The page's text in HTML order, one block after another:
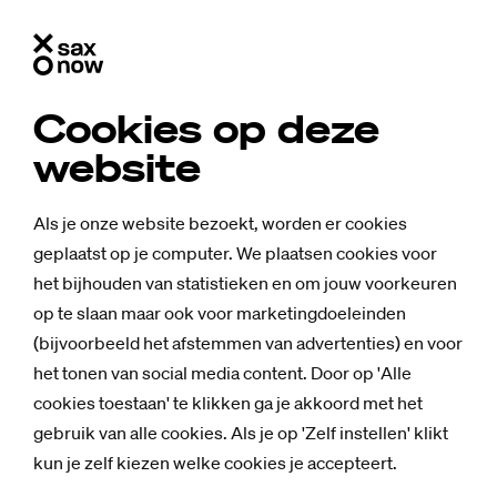
Cookies op deze
website
Als je onze website bezoekt, worden er cookies
geplaatst op je computer. We plaatsen cookies voor
het bijhouden van statistieken en om jouw voorkeuren
op te slaan maar ook voor marketingdoeleinden
(bijvoorbeeld het afstemmen van advertenties) en voor
het tonen van social media content. Door op 'Alle
cookies toestaan' te klikken ga je akkoord met het
gebruik van alle cookies. Als je op 'Zelf instellen' klikt
kun je zelf kiezen welke cookies je accepteert.